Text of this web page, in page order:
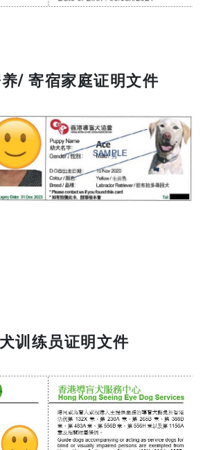
/ 寄宿家庭证明文件
训练员证明文件